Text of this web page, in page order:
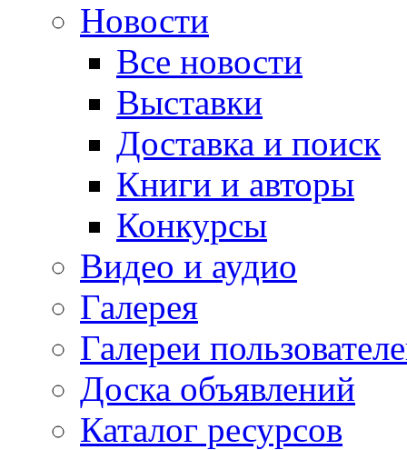
Новости
Все новости
Выставки
Доставка и поиск
Книги и авторы
Конкурсы
Видео и аудио
Галерея
Галереи
Доска объявлений
Каталог ресурсов